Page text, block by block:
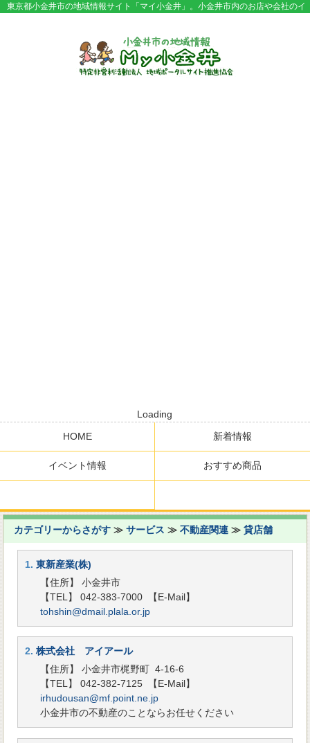
東京都小金井市の地域情報サイト「マイ小金井」。小金井市内のお店や会社のイ
Loading
HOME
新着情報
イベント情報 おすすめ商品
カテゴリーからさがす ≫サービス ≫不動産関連≫貸店舗
1. 東新産業(株)
【住所】 小金井市
【TEL】 042-383-7000
【E-Mail】
tohshin@dmail.plala.or.jp
2. 株式会社 アイアール
【住所】 小金井市梶野町 4-16-6
【TEL】 042-382-7125
【E-Mail】
irhudousan@mf.point.ne.jp
小金井市の不動産のことならお任せください